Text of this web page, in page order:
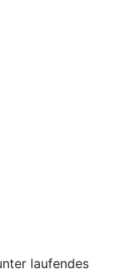
laufendes